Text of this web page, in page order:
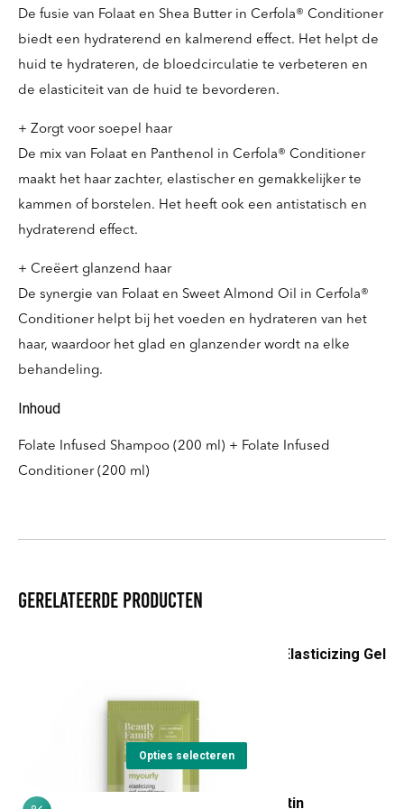
De fusie van Folaat en Shea Butter in Cerfola® Conditioner
biedt een hydraterend en kalmerend effect. Het helpt de
huid te hydrateren, de bloedcirculatie te verbeteren en
de elasticiteit van de huid te bevorderen.
+ Zorgt voor soepel haar
De mix van Folaat en Panthenol in Cerfola® Conditioner
maakt het haar zachter, elastischer en gemakkelijker te
kammen of borstelen. Het heeft ook een antistatisch en
hydraterend effect.
+ Creëert glanzend haar
De synergie van Folaat en Sweet Almond Oil in Cerfola®
Conditioner helpt bij het voeden en hydrateren van het
haar, waardoor het glad en glanzender wordt na elke
behandeling.
Inhoud
Folate Infused Shampoo (200 ml) + Folate Infused
Conditioner (200 ml)
Gerelateerde producten
Beauty Family MyCurly Elasticizing Gel
€30,30 - €89,75
tot
Opties selecteren
Inebrya Ice Cream Keratin